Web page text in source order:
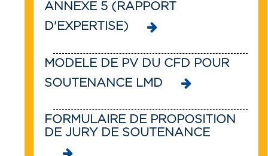
ANNEXE 5 (RAPPORT
D'EXPERTISE)
MODELE DE PV DU CFD POUR
SOUTENANCE LMD
FORMULAIRE DE PROPOSITION
DE JURY DE SOUTENANCE